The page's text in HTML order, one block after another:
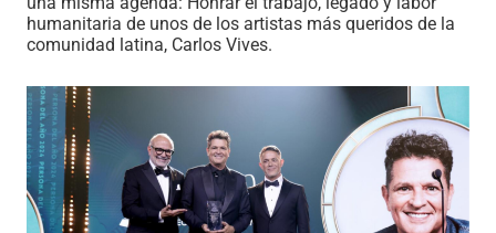
humanitaria de unos de los artistas más queridos de la
comunidad latina, Carlos Vives.